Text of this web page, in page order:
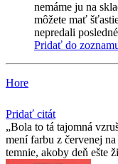
nemáme ju na
môžete mať
nepredali
Pridať do
Hore
Pridať citát
Bola to tá tajomná
mení farbu z červenej
temnie, akoby deň ešte